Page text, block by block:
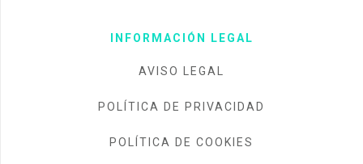
INFORMACIÓN LEGAL
AVISO LEGAL
POLÍTICA DE PRIVACIDAD
POLÍTICA DE COOKIES